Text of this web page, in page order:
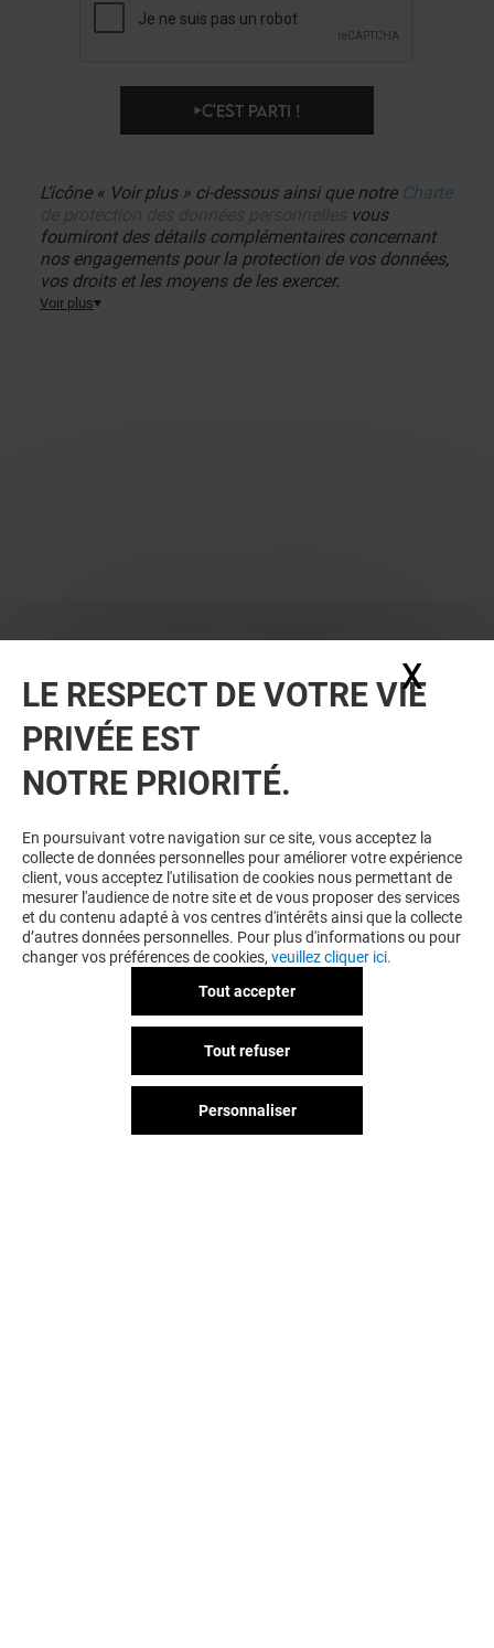
C'EST PARTI !
L’icône « Voir plus » ci-dessous ainsi que notre Charte
de protection des données personnellesvous
fourniront des détails complémentaires concernant
nos engagements pour la protection de vos données,
vos droits et les moyens de les exercer.
Voir plus
LE RESPECT DE VOTRE VIE
PRIVÉE EST
NOTRE PRIORITÉ.
En poursuivant votre navigation sur ce site, vous acceptez la
collecte de données personnelles pour améliorer votre expérience
client, vous acceptez l'utilisation de cookies nous permettant de
mesurer l'audience de notre site et de vous proposer des services
et du contenu adapté à vos centres d'intérêts ainsi que la collecte
d’autres données personnelles. Pour plus d'informations ou pour
changer vos préférences de cookies, veuillez cliquer ici.
Tout accepter
Tout refuser
Personnaliser
X